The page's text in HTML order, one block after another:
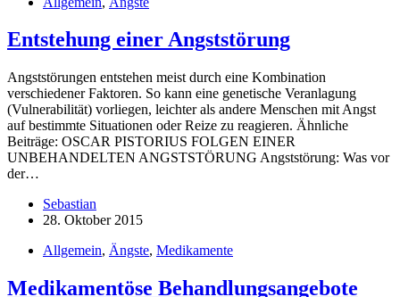
Entstehung einer Angststörung
Angststörungen entstehen meist durch eine Kombination
verschiedener Faktoren. So kann eine genetische Veranlagung
(Vulnerabilität) vorliegen, leichter als andere Menschen mit Angst
auf bestimmte Situationen oder Reize zu reagieren. Ähnliche
Beiträge: OSCAR PISTORIUS FOLGEN EINER
UNBEHANDELTEN ANGSTSTÖRUNG Angststörung: Was vor
der…
Sebastian
28. Oktober 2015
Allgemein, Ängste, Medikamente
Medikamentöse Behandlungsangebote